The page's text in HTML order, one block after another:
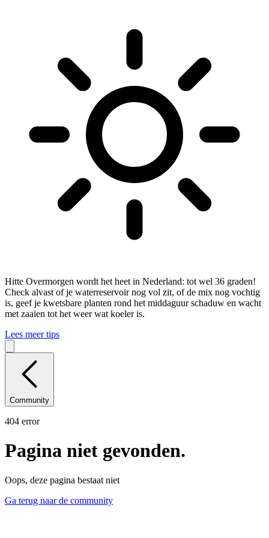
Hitte Overmorgen wordt het heet in Nederland: tot wel 36 graden!
Check alvast of je waterreservoir nog vol zit, of de mix nog vochtig
is, geef je kwetsbare planten rond het middaguur schaduw en wacht
met zaaien tot het weer wat koeler is.
Lees meer tips
Community
404 error
Pagina niet gevonden.
Oops, deze pagina bestaat niet
Ga terug naar de community